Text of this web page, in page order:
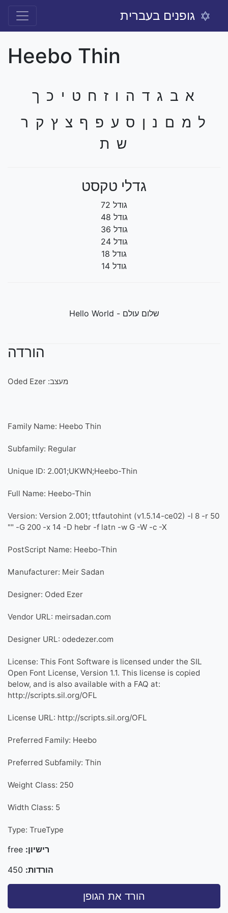
גופנים בעברית
Heebo Thin
א ב ג ד ה ו ז ח ט י כ ך
ל מ ם נ ן ס ע פ ף צ ץ ק ר
ש ת
גדלי טקסט
גודל 72
גודל 48
גודל 36
גודל 24
גודל 18
גודל 14
שלום עולם - Hello World
הורדה
מעצב: Oded Ezer
Family Name: Heebo Thin
Subfamily: Regular
Unique ID: 2.001;UKWN;Heebo-Thin
Full Name: Heebo-Thin
Version: Version 2.001; ttfautohint (v1.5.14-ce02) -l 8 -r 50
-G 200 -x 14 -D hebr -f latn -w G -W -c -X ""
PostScript Name: Heebo-Thin
Manufacturer: Meir Sadan
Designer: Oded Ezer
Vendor URL: meirsadan.com
Designer URL: odedezer.com
License: This Font Software is licensed under the SIL
Open Font License, Version 1.1. This license is copied
below, and is also available with a FAQ at:
http://scripts.sil.org/OFL
License URL: http://scripts.sil.org/OFL
Preferred Family: Heebo
Preferred Subfamily: Thin
Weight Class: 250
Width Class: 5
Type: TrueType
רישיון:
הורדות:
הורד את הגופן